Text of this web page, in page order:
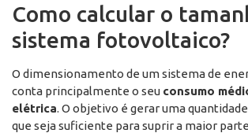
Como calcular o
sistema fotovoltaico?
O dimensionamento de um sistema de
conta principalmente o seu consumo
elétrica. O objetivo é gerar uma
que seja suficiente para suprir a maior